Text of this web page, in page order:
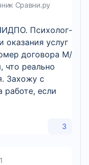
Сравни.ру
Психолог-
оказания услуг
договора М/
реально
Захожу с
работе, если
3